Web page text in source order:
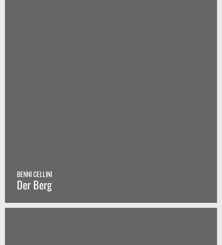
BENNI CELLINI
Der Berg